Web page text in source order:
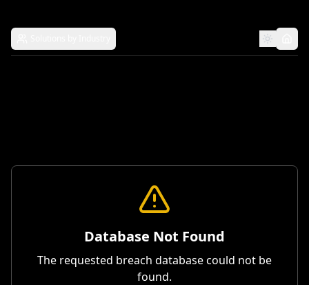
Database Not Found
The requested breach database could not be
found.